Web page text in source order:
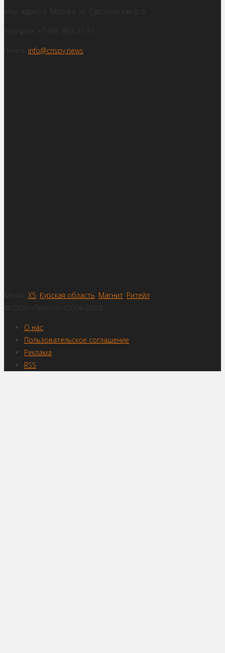
Наш адрес: г. Москва, ул. Суворовская д. 6
Телефон: +7 495 963-27-31
Почта: info@crispy.news
Метки: X5 Курская область Магнит Ритейл
© ООО «Просто» (2004-2020)
О нас
Пользовательское соглашение
Реклама
RSS